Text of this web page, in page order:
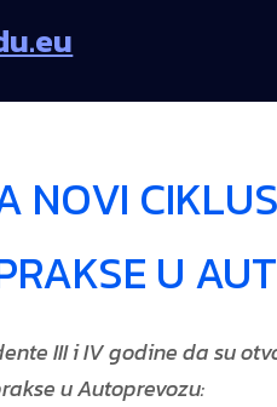
NOVI
U
III i IV godine da su
u Autoprevozu: